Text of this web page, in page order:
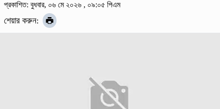
প্রকাশিত: বুধবার, ০৬ মে ২০২৬ , ০৯:০৫ পিএম
শেয়ার করুন: